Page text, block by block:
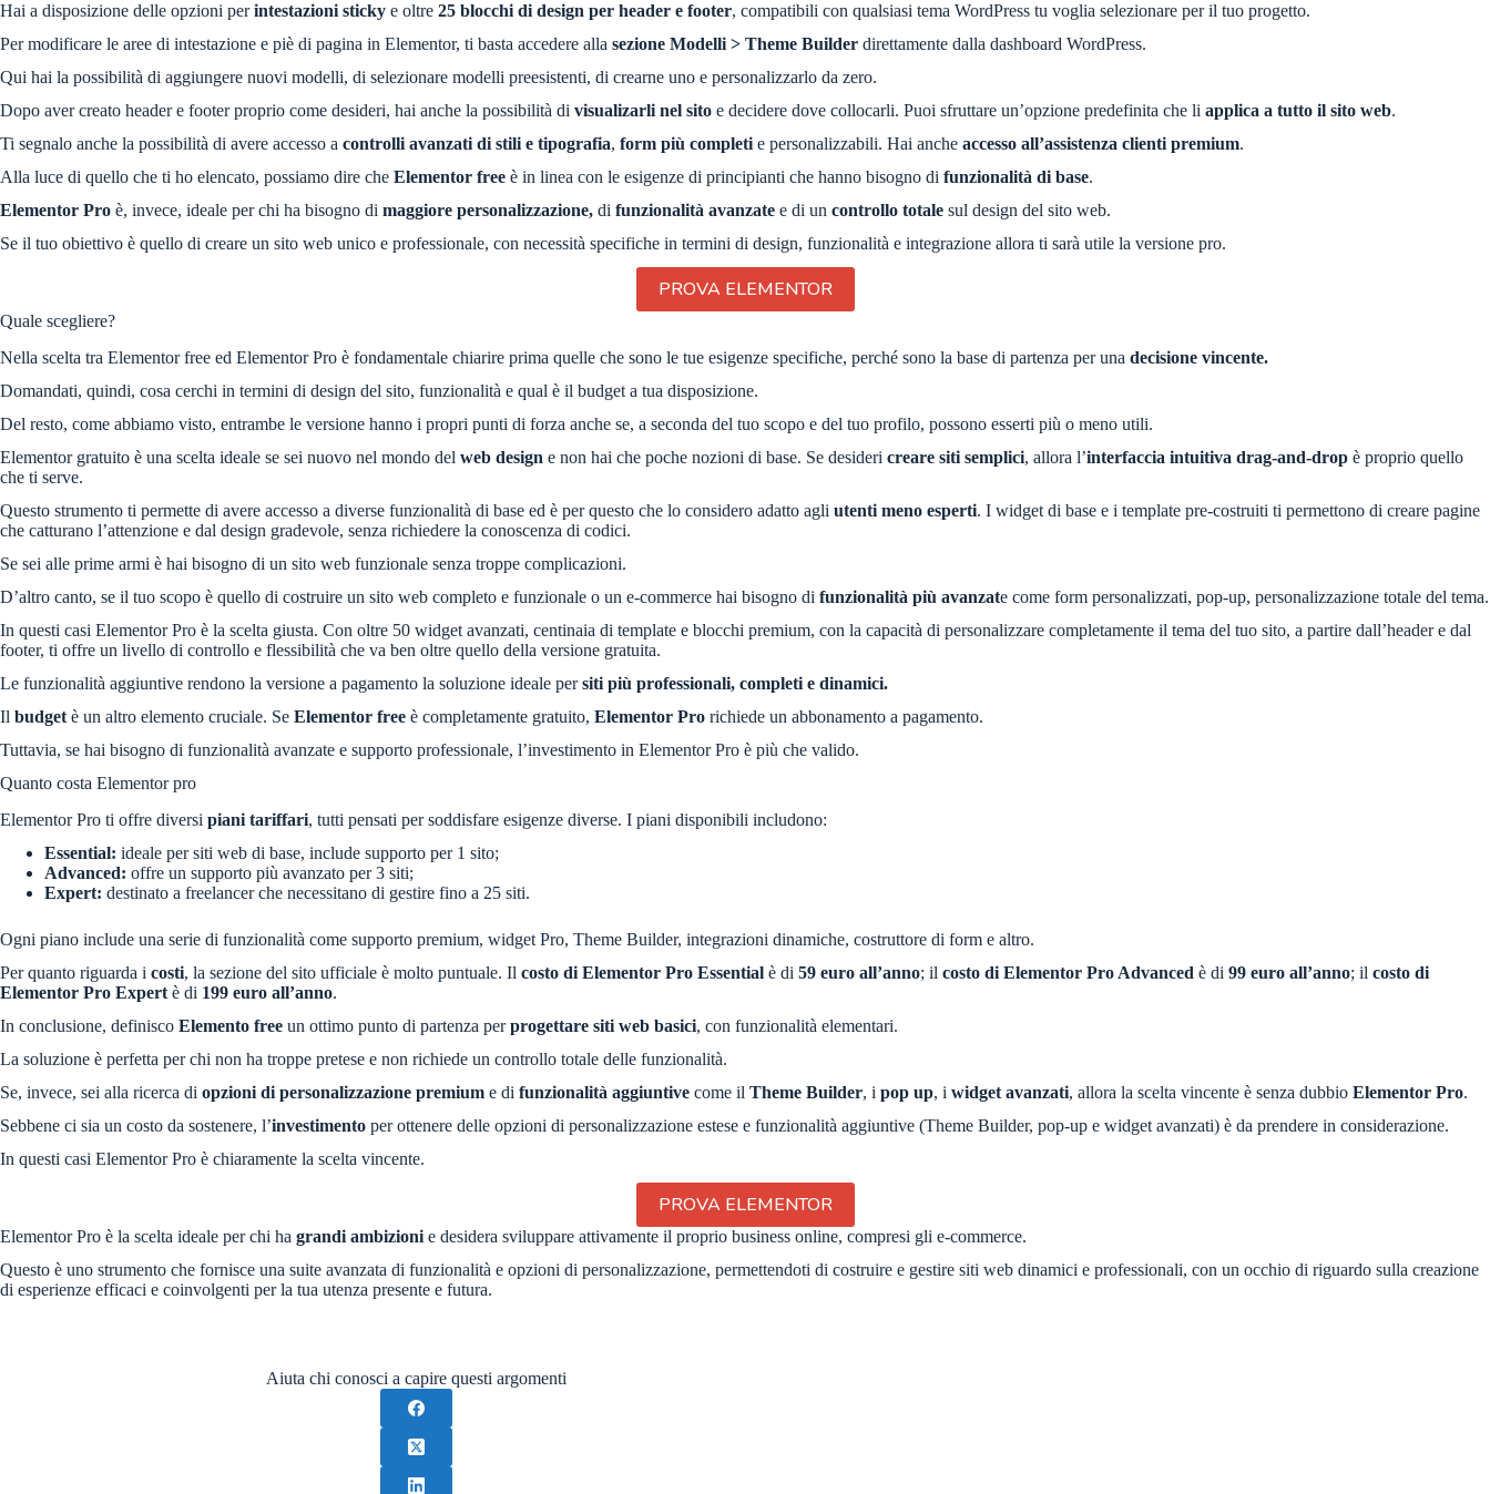
Hai a disposizione delle opzioni perintestazioni sticky e oltre 25 blocchi di design per header e footer, compatibili con qualsiasi tema WordPress tu voglia selezionare per il tuo progetto.
Per modificare le aree di intestazione e piè di pagina in Elementor, ti basta accedere alla sezione Modelli > Theme Builder direttamente dalla dashboard WordPress.
Qui hai la possibilità di aggiungere nuovi modelli, di selezionare modelli preesistenti, di crearne uno e personalizzarlo da zero.
Dopo aver creato header e footer proprio come desideri, hai anche la possibilità di visualizarli nel sito e decidere dove collocarli. Puoi sfruttare un’opzione predefinita che li applica a tutto il sito web.
Ti segnalo anche la possibilità di avere accesso a controlli avanzati di stili e tipografia, form più completi e personalizzabili. Hai anche accesso all’assistenza clienti premium.
Alla luce di quello che ti ho elencato, possiamo dire che Elementor free è in linea con le esigenze di principianti che hanno bisogno di funzionalità di base.
Elementor Pro è, invece, ideale per chi ha bisogno di maggiore personalizzazione, di funzionalità avanzate e di un controllo totale sul design del sito web.
Se il tuo obiettivo è quello di creare un sito web unico e professionale, con necessità specifiche in termini di design, funzionalità e integrazione allora ti sarà utile la versione pro.
PROVA ELEMENTOR
Quale scegliere?
Nella scelta tra Elementor free ed Elementor Pro è fondamentale chiarire prima quelle che sono le tue esigenze specifiche, perché sono la base di partenza per una decisione vincente.
Domandati, quindi, cosa cerchi in termini di design del sito, funzionalità e qual è il budget a tua disposizione.
Del resto, come abbiamo visto, entrambe le versione hanno i propri punti di forza anche se, a seconda del tuo scopo e del tuo profilo, possono esserti più o meno utili.
Elementor gratuito è una scelta ideale se sei nuovo nel mondo del web design e non hai che poche nozioni di base. Se desideri creare siti semplici, allora l’interfaccia intuitiva drag-and-drop è proprio quello
che ti serve.
Questo strumento ti permette di avere accesso a diverse funzionalità di base ed è per questo che lo considero adatto agli utenti meno esperti. I widget di base e i template pre-costruiti ti permettono di creare pagine
che catturano l’attenzione e dal design gradevole, senza richiedere la conoscenza di codici.
Se sei alle prime armi è hai bisogno di un sito web funzionale senza troppe complicazioni.
D’altro canto, se il tuo scopo è quello di costruire un sito web completo e funzionale o un e-commerce hai bisogno di funzionalità più avanzate come form personalizzati, pop-up, personalizzazione totale del tema.
In questi casi Elementor Pro è la scelta giusta. Con oltre 50 widget avanzati, centinaia di template e blocchi premium, con la capacità di personalizzare completamente il tema del tuo sito, a partire dall’header e dal
footer, ti offre un livello di controllo e flessibilità che va ben oltre quello della versione gratuita.
Le funzionalità aggiuntive rendono la versione a pagamento la soluzione ideale persiti più professionali, completi e dinamici.
Il budget è un altro elemento cruciale. Se Elementor free è completamente gratuito, Elementor Pro richiede un abbonamento a pagamento.
Tuttavia, se hai bisogno di funzionalità avanzate e supporto professionale, l’investimento in Elementor Pro è più che valido.
Quanto costa Elementor pro
Elementor Pro ti offre diversi piani tariffari, tutti pensati per soddisfare esigenze diverse. I piani disponibili includono:
Essential: ideale per siti web di base, include supporto per 1 sito;
Advanced: offre un supporto più avanzato per 3 siti;
Expert: destinato a freelancer che necessitano di gestire fino a 25 siti.
Ogni piano include una serie di funzionalità come supporto premium, widget Pro, Theme Builder, integrazioni dinamiche, costruttore di form e altro.
Per quanto riguarda i costi, la sezione del sito ufficiale è molto puntuale. Il costo di Elementor Pro Essential è di 59 euro all’anno; il costo di Elementor Pro Advanced è di 99 euro all’anno; il costo di
Elementor Pro Expert è di 199 euro all’anno.
In conclusione, definisco Elemento free un ottimo punto di partenza perprogettare siti web basici, con funzionalità elementari.
La soluzione è perfetta per chi non ha troppe pretese e non richiede un controllo totale delle funzionalità.
Se, invece, sei alla ricerca di opzioni di personalizzazione premium e di funzionalità aggiuntive come il Theme Builder, i pop up, i widget avanzati, allora la scelta vincente è senza dubbio Elementor Pro.
Sebbene ci sia un costo da sostenere, l’investimento per ottenere delle opzioni di personalizzazione estese e funzionalità aggiuntive (Theme Builder, pop-up e widget avanzati) è da prendere in considerazione.
In questi casi Elementor Pro è chiaramente la scelta vincente.
PROVA ELEMENTOR
Elementor Pro è la scelta ideale per chi ha grandi ambizioni e desidera sviluppare attivamente il proprio business online, compresi gli e-commerce.
Questo è uno strumento che fornisce una suite avanzata di funzionalità e opzioni di personalizzazione, permettendoti di costruire e gestire siti web dinamici e professionali, con un occhio di riguardo sulla creazione
di esperienze efficaci e coinvolgenti per la tua utenza presente e futura.
Aiuta chi conosci a capire questi argomenti